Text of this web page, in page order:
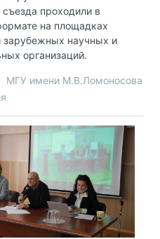
проходили в
на площадках
зарубежных научных и
организаций.
МГУ имени М.В.Ломоносова